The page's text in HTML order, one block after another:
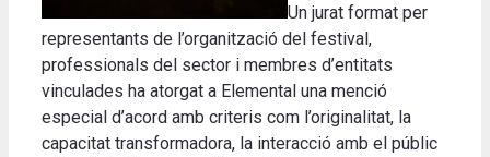
Un jurat format per
representants de l’organització del festival,
professionals del sector i membres d’entitats
vinculades ha atorgat a Elemental una menció
especial d’acord amb criteris com l’originalitat, la
capacitat transformadora, la interacció amb el públic